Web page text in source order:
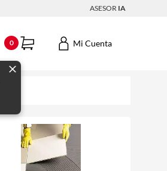
ASESOR IA
0 Mi Cuenta